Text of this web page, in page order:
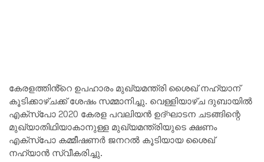
കേരളത്തിൻ്റെ ഉപഹാരം മുഖ്യമന്ത്രി ശൈഖ് നഹ്യാന്
കൂടിക്കാഴ്ചക്ക് ശേഷം സമ്മാനിച്ചു. വെള്ളിയാഴ്ച ദുബായിൽ
എക്സ്പോ 2020 കേരള പവലിയൻ ഉദ്ഘാടന ചടങ്ങിന്റെ
മുഖ്യാതിഥിയാകാനുള്ള മുഖ്യമന്ത്രിയുടെ ക്ഷണം
എക്സ്പോ കമ്മീഷണർ ജനറൽ കൂടിയായ ശൈഖ്
നഹ്യാൻ സ്വീകരിച്ചു.